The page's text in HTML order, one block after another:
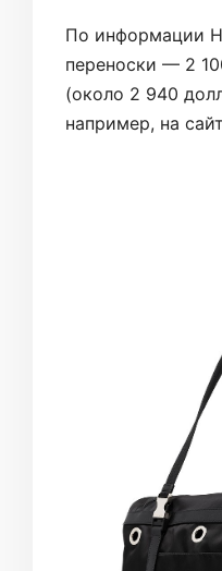
По информации
переноски — 2
(около 2 940
например, на